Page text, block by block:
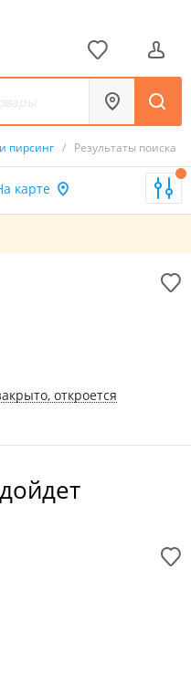
пирсинг / Результаты поиска
карте
откроется